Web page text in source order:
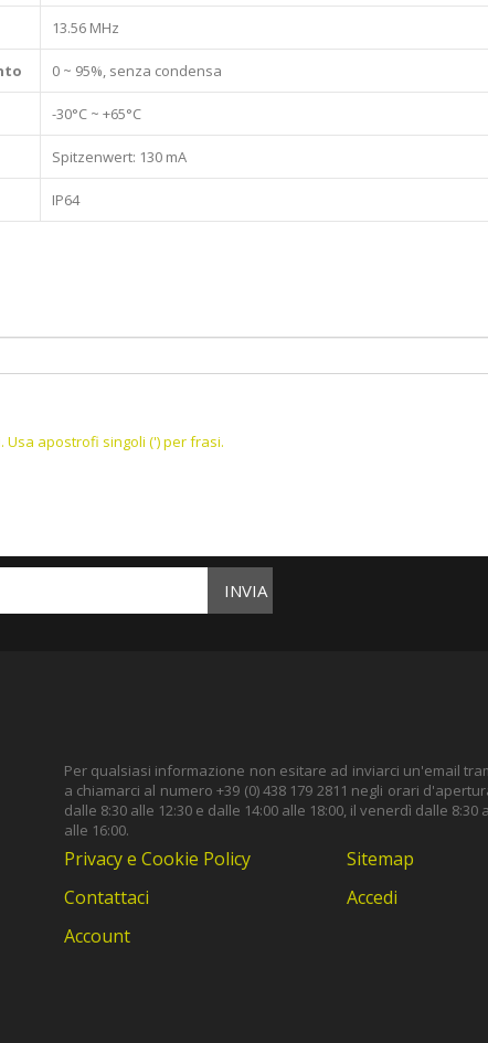
13.56 MHz
0 ~ 95%, senza condensa
-30°C ~ +65°C
Spitzenwert: 130 mA
IP64
Usa apostrofi singoli (') per frasi.
INVIA
Per qualsiasi informazione non esitare ad inviarci un'email
a chiamarci al numero +39 (0) 438 179 2811 negli orari
dalle 8:30 alle 12:30 e dalle 14:00 alle 18:00, il venerdì dalle 8:30
alle 16:00.
Privacy e Cookie Policy
Sitemap
Contattaci
Accedi
Account